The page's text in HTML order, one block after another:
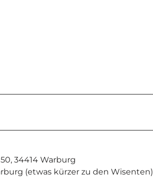
34414 Warburg
(etwas kürzer zu den Wisenten)